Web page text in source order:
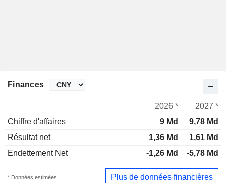
Finances
2026 *
2027 *
Chiffre d'affaires
9 Md
9,78 Md
Résultat net
1,36 Md
1,61 Md
Endettement Net
-1,26 Md -5,78 Md
* Données estimées Plus de données financières